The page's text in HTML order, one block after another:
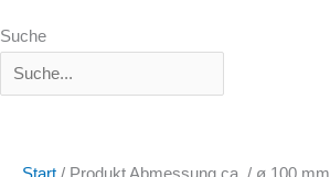
Suche